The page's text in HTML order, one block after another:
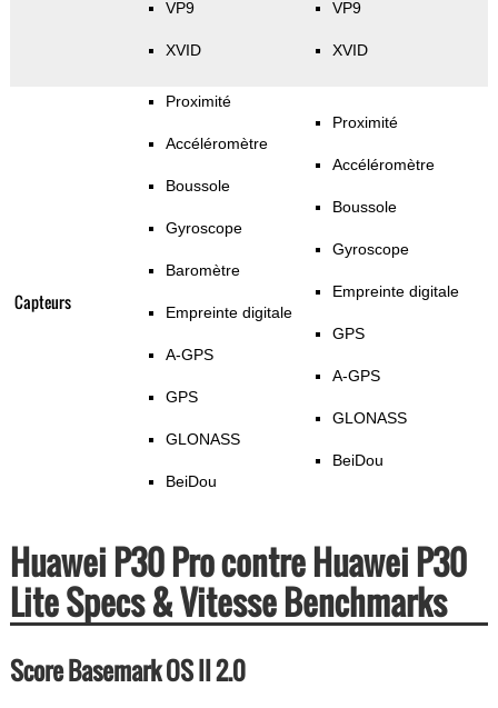
VP9
XVID
VP9
XVID
Capteurs
Proximité
Accéléromètre
Boussole
Gyroscope
Baromètre
Empreinte digitale
A-GPS
GPS
GLONASS
BeiDou
Proximité
Accéléromètre
Boussole
Gyroscope
Empreinte digitale
GPS
A-GPS
GLONASS
BeiDou
Huawei P30 Pro contre Huawei P30
Lite Specs & Vitesse Benchmarks
Score Basemark OS II 2.0